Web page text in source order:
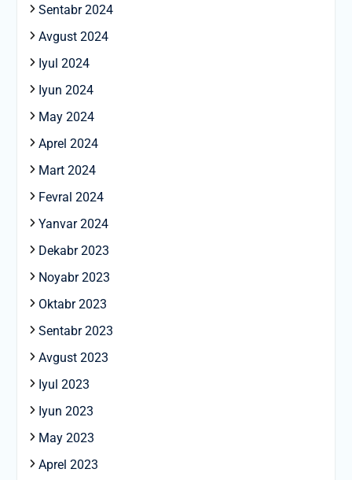
Sentabr 2024
Avgust 2024
Iyul 2024
Iyun 2024
May 2024
Aprel 2024
Mart 2024
Fevral 2024
Yanvar 2024
Dekabr 2023
Noyabr 2023
Oktabr 2023
Sentabr 2023
Avgust 2023
Iyul 2023
Iyun 2023
May 2023
Aprel 2023